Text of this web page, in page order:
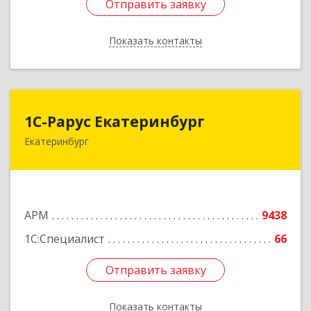
Отправить заявку
Показать контакты
Отправить заявку
Назад
1С-Рарус Екатеринбург
Екатеринбург
АРМ
9438
1С:Специалист
66
Отправить заявку
Показать контакты
1С-Рарус Екатеринбург
620142, Свердловская обл, Екатеринбург г,
Отправить заявку
Назад